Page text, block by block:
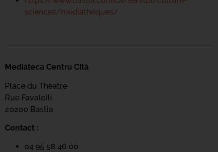
sciences/mediatheques/
Mediateca Centru Cità
Place du Théatre
Rue Favalelli
20200 Bastia
Contact :
04 95 58 46 00